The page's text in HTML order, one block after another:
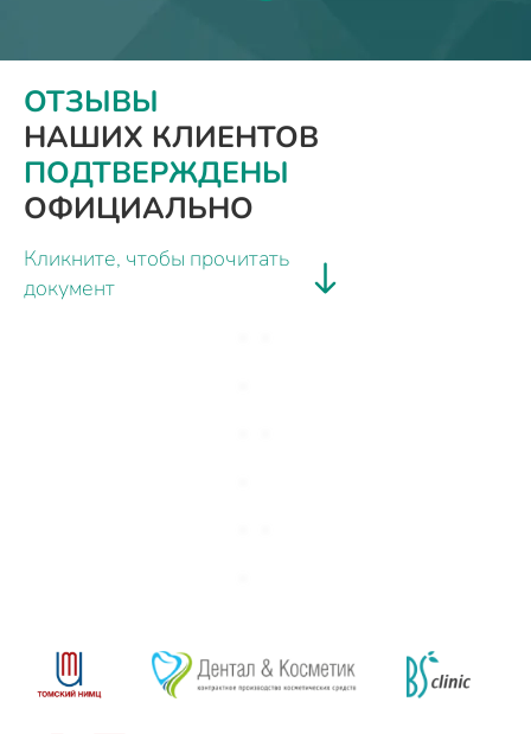
ОТЗЫВЫ
НАШИХ КЛИЕНТОВ
ПОДТВЕРЖДЕНЫ
ОФИЦИАЛЬНО
Кликните, чтобы прочитать
документ